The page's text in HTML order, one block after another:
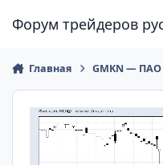
Форум трейдеров
Главная GMKN —